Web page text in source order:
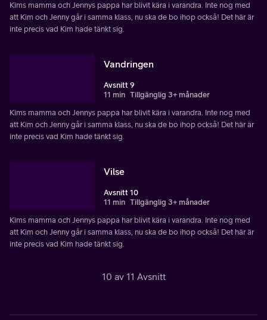
Kims mamma och Jennys pappa har blivit kära i varandra. Inte nog med
att Kim och Jenny går i samma klass, nu ska de bo ihop också! Det här är
inte precis vad Kim hade tänkt sig.
Vandringen
Avsnitt 9
11 min Tillgänglig 3+ månader
Kims mamma och Jennys pappa har blivit kära i varandra. Inte nog med
att Kim och Jenny går i samma klass, nu ska de bo ihop också! Det här är
inte precis vad Kim hade tänkt sig.
Vilse
Avsnitt 10
11 min Tillgänglig 3+ månader
Kims mamma och Jennys pappa har blivit kära i varandra. Inte nog med
att Kim och Jenny går i samma klass, nu ska de bo ihop också! Det här är
inte precis vad Kim hade tänkt sig.
10 av 11 Avsnitt